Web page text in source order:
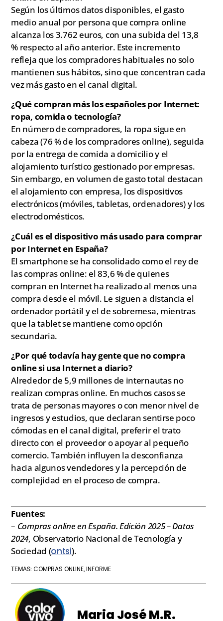
Según los últimos datos disponibles, el gasto
medio anual por persona que compra online
alcanza los 3.762 euros, con una subida del 13,8
% respecto al año anterior. Este incremento
refleja que los compradores habituales no solo
mantienen sus hábitos, sino que concentran cada
vez más gasto en el canal digital.
¿Qué compran más los españoles por Internet:
ropa, comida o tecnología?
En número de compradores, la ropa sigue en
cabeza (76 % de los compradores online), seguida
por la entrega de comida a domicilio y el
alojamiento turístico gestionado por empresas.
Sin embargo, en volumen de gasto total destacan
el alojamiento con empresa, los dispositivos
electrónicos (móviles, tabletas, ordenadores) y los
electrodomésticos.
¿Cuál es el dispositivo más usado para comprar
por Internet en España?
El smartphone se ha consolidado como el rey de
las compras online: el 83,6 % de quienes
compran en Internet ha realizado al menos una
compra desde el móvil. Le siguen a distancia el
ordenador portátil y el de sobremesa, mientras
que la tablet se mantiene como opción
secundaria.
¿Por qué todavía hay gente que no compra
online si usa Internet a diario?
Alrededor de 5,9 millones de internautas no
realizan compras online. En muchos casos se
trata de personas mayores o con menor nivel de
ingresos y estudios, que declaran sentirse poco
cómodas en el canal digital, preferir el trato
directo con el proveedor o apoyar al pequeño
comercio. También influyen la desconfianza
hacia algunos vendedores y la percepción de
complejidad en el proceso de compra.
Fuentes:
– Compras online en España. Edición 2025 – Datos
2024, Observatorio Nacional de Tecnología y
Sociedad (ontsi).
TEMAS:COMPRAS ONLINE, INFORME
Maria José M.R.